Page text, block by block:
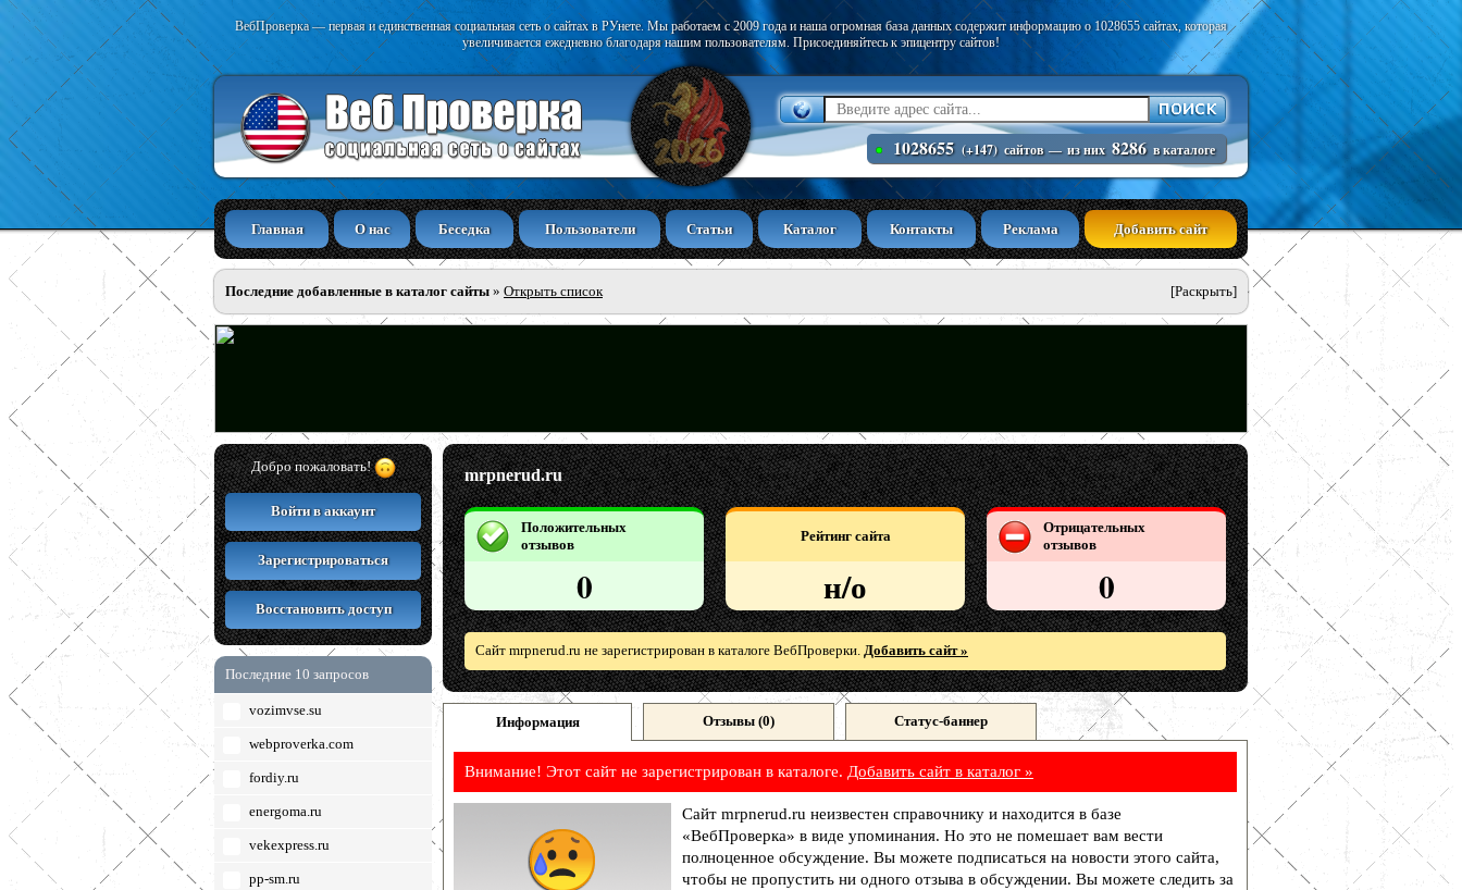
ВебПроверка — первая и единственная социальная сеть о сайтах в РУнете. Мы работаем с 2009 года и наша огромная база данных содержит информацию о 1028655 сайтах, которая
увеличивается ежедневно благодаря нашим пользователям. Присоединяйтесь к эпицентру сайтов!
1028655 (+147) сайтов — из них 8286 в каталоге
Главная О нас Беседка Пользователи Статьи Каталог Контакты Реклама Добавить сайт
Последние добавленные в каталог сайты » Открыть список [Раскрыть]
Добро пожаловать!
Войти в аккаунт
Зарегистрироваться
Восстановить доступ
Последние 10 запросов
vozimvse.su
webproverka.com
fordiy.ru
energoma.ru
vekexpress.ru
pp-sm.ru
mrpnerud.ru
Положительных
отзывов
0
Рейтинг сайта
н/о
Отрицательных
отзывов
0
Сайт mrpnerud.ru не зарегистрирован в каталоге ВебПроверки. Добавить сайт »
Информация Отзывы (0) Статус-баннер
Внимание! Этот сайт не зарегистрирован в каталоге. Добавить сайт в каталог »
Сайт mrpnerud.ru неизвестен справочнику и находится в базе
«ВебПроверка» в виде упоминания. Но это не помешает вам вести
полноценное обсуждение. Вы можете подписаться на новости этого сайта,
чтобы не пропустить ни одного отзыва в обсуждении. Вы можете следить за